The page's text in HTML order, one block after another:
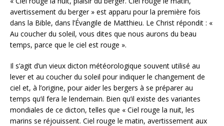
avertissement du berger » est apparu pour la première fois
dans la Bible, dans l’Évangile de Matthieu. Le Christ répondit : «
Au coucher du soleil, vous dites que nous aurons du beau
temps, parce que le ciel est rouge ».
Il s’agit d’un vieux dicton météorologique souvent utilisé au
lever et au coucher du soleil pour indiquer le changement de
ciel et, à l’origine, pour aider les bergers à se préparer au
temps qu’il fera le lendemain. Bien qu’il existe des variantes
mondiales de ce dicton, telles que « Ciel rouge la nuit, les
marins se réjouissent. Ciel rouge le matin, avertissement aux